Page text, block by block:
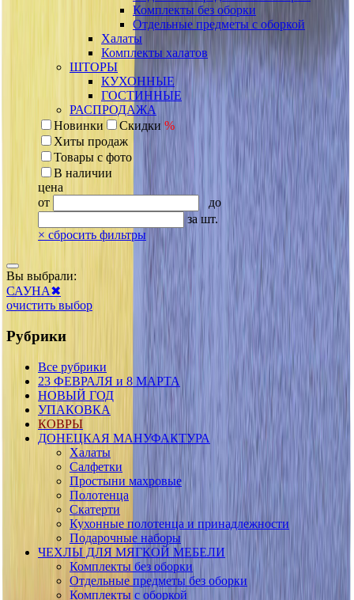
Комплекты без оборки
Отдельные предметы с оборкой
Халаты
Комплекты халатов
ШТОРЫ
КУХОННЫЕ
ГОСТИННЫЕ
РАСПРОДАЖА
Новинки
Скидки %
Хиты продаж
Товары с фото
В наличии
цена
от
до
за шт.
× сбросить фильтры
Вы выбрали:
САУНА✖
очистить выбор
Рубрики
Все рубрики
23 ФЕВРАЛЯ и 8 МАРТА
НОВЫЙ ГОД
УПАКОВКА
КОВРЫ
ДОНЕЦКАЯ МАНУФАКТУРА
Халаты
Салфетки
Простыни махровые
Полотенца
Скатерти
Кухонные полотенца и принадлежности
Подарочные наборы
ЧЕХЛЫ ДЛЯ МЯГКОЙ МЕБЕЛИ
Комплекты без оборки
Отдельные предметы без оборки
Комплекты с оборкой